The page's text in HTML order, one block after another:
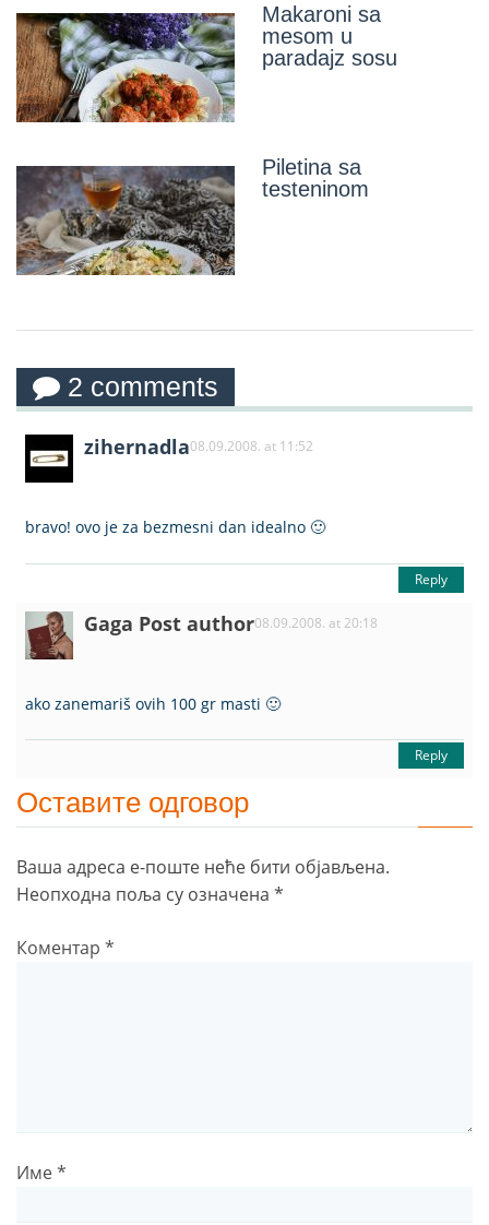
Makaroni sa
mesom u
paradajz sosu
Piletina sa
testeninom
2 comments
zihernadla08.09.2008. at 11:52
bravo! ovo je za bezmesni dan idealno 🙂
Reply
Gaga Post author08.09.2008. at 20:18
ako zanemariš ovih 100 gr masti 🙂
Reply
Оставите одговор
Ваша адреса е-поште неће бити објављена.
Неопходна поља су означена *
Коментар *
Име*